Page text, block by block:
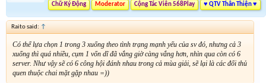
Chữ Ký Động Moderator Cộng Tác Viên 568Play ♥ QTV Thân Thiện ♥
Raito said: ↑
Có thể lựa chọn 1 trong 3 xuống theo tình trạng mạnh yếu của sv đó, nhưng cả 3
xuống thì quá nhiều, cụm 1 vốn dĩ đã vắng giờ càng vắng hơn, nhìn qua còn có 6
server. Như vậy sẽ có 6 công hội đánh nhau trong cả mùa giải, sẽ lại là các đối thủ
quen thuộc chai mặt gặp nhau =))